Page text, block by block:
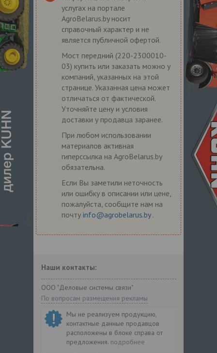
услугах на портале
AgroBelarus.by носит
справочный характер и не
является публичной офертой.
Мост передний (220-2300010-
03) купить или заказать можно у
компаний, указанных на этой
странице. Указанная цена может
отличаться от фактической.
Уточняйте цену и условия
доставки у продавца заранее.
При любом использовании
материалов активная
гиперссылка на AgroBelarus.by
обязательна.
Если Вы заметили неточность
или ошибку в описании или цене,
пожалуйста, сообщите нам на
почту info@agrobelarus.by .
Наши контакты:
ООО "Деловые системы связи"
По вопросам размещения рекламы
Мы не реализуем продукцию,
контактные данные продавцов
расположены в блоке справа от
предложения. подробнее